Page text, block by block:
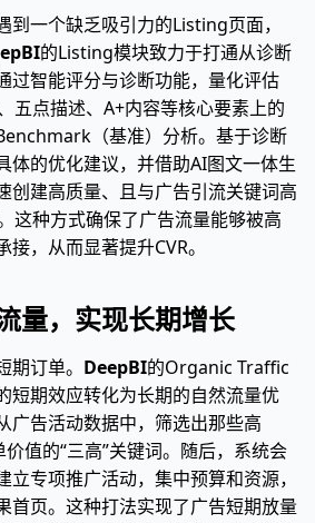
到一个缺乏吸引力的Listing页面，
的Listing模块致力于打通从诊断
过智能评分与诊断功能，量化评估
五点描述、A+内容等核心要素上的
（基准）分析。基于诊断
体的优化建议，并借助AI图文一体生
创建高质量、且与广告引流关键词高
这种方式确保了广告流量能够被高
，从而显著提升CVR。
量，实现长期增长
订单。 DeepBI的Organic Traffic
短期效应转化为长期的自然流量优
广告活动数据中，筛选出那些高
价值的“三高”关键词。随后，系统会
立专项推广活动，集中预算和资源，
首页。这种打法实现了广告短期放量